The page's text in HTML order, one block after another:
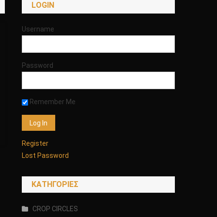
LOGIN
Username
Password
Remember Me
Register
Lost Password
KΑΤΗΓΟΡΊΕΣ
CROP CIRCLES